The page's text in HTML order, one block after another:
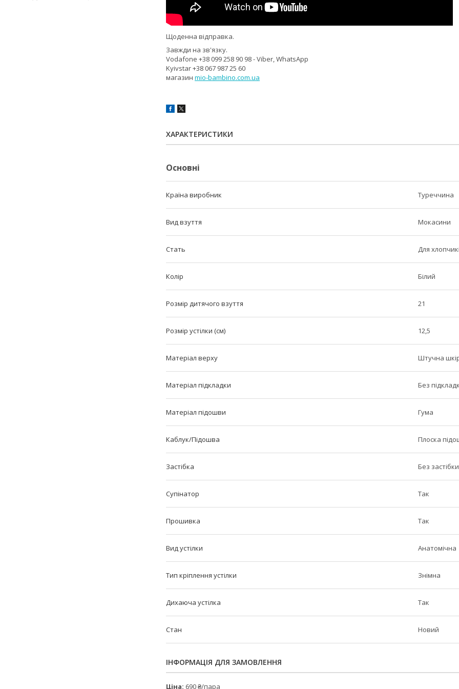
Щоденна відправка.
Завжди на зв'язку.
Vodafone +38 099 258 90 98 - Viber, WhatsApp
Kyivstar +38 067 987 25 60
магазин mio-bambino.com.ua
ХАРАКТЕРИСТИКИ
Основні
Країна виробник Туреччина
Вид взуття Мокасини
Стать Для
Колір Білий
Розмір дитячого взуття 21
Розмір устілки (см) 12,5
Матеріал верху Штучна
Матеріал підкладки Без
Матеріал підошви Гума
Каблук/Підошва Плоска
Застібка Без застібки
Супінатор Так
Прошивка Так
Вид устілки Анатомічна
Тип кріплення устілки Знімна
Дихаюча устілка Так
Стан Новий
ІНФОРМАЦІЯ ДЛЯ ЗАМОВЛЕННЯ
Ціна: 690 ₴/пара